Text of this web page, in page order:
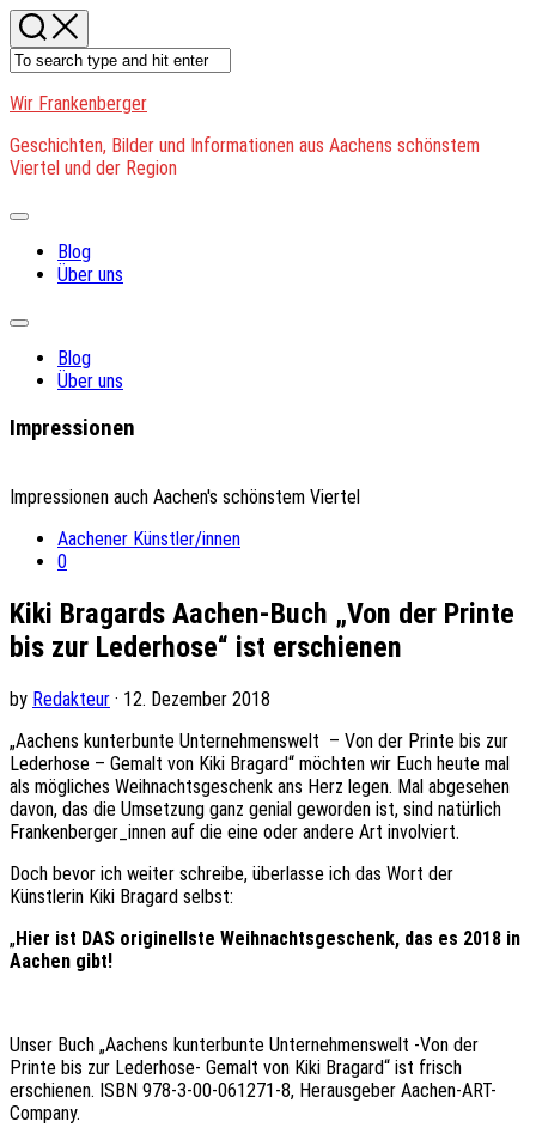
Skip
to
content
Wir Frankenberger
Geschichten, Bilder und Informationen aus Aachens schönstem
Viertel und der Region
Expand
Blog
Über uns
Expand
Blog
Über uns
Impressionen
Impressionen auch Aachen's schönstem Viertel
Aachener Künstler/innen
0
Kiki Bragards Aachen-Buch „Von der Printe
bis zur Lederhose“ ist erschienen
by Redakteur · 12. Dezember 2018
„Aachens kunterbunte Unternehmenswelt – Von der Printe bis zur
Lederhose – Gemalt von Kiki Bragard“ möchten wir Euch heute mal
als mögliches Weihnachtsgeschenk ans Herz legen. Mal abgesehen
davon, das die Umsetzung ganz genial geworden ist, sind natürlich
Frankenberger_innen auf die eine oder andere Art involviert.
Doch bevor ich weiter schreibe, überlasse ich das Wort der
Künstlerin Kiki Bragard selbst:
„Hier ist DAS originellste Weihnachtsgeschenk, das es 2018 in
Aachen gibt!
Unser Buch „Aachens kunterbunte Unternehmenswelt -Von der
Printe bis zur Lederhose- Gemalt von Kiki Bragard“ ist frisch
erschienen. ISBN 978-3-00-061271-8, Herausgeber Aachen-ART-
Company.